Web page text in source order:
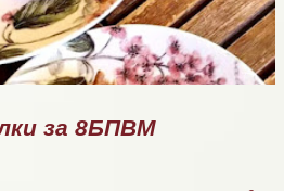
за 8БПВМ